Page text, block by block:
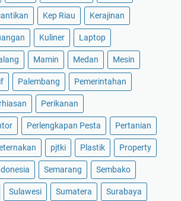
Kep Riau Kerajinan
Kuliner Laptop
Mamin Medan Mesin
Palembang Pemerintahan
Perikanan
Perlengkapan Pesta Pertanian
pjtki Plastik Property
Semarang Sembako
Sulawesi Sumatera Surabaya